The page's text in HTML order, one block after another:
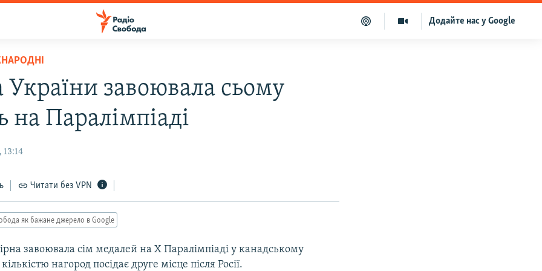
Додайте нас у Google
України завоювала сьому
на Паралiмпiадi
13:14
Читати без VPN
як бажане джерело в Google
завоювала сiм медалей на Х Паралiмпiадi у канадському
нагород посiдає друге мiсце пiсля Росiї.